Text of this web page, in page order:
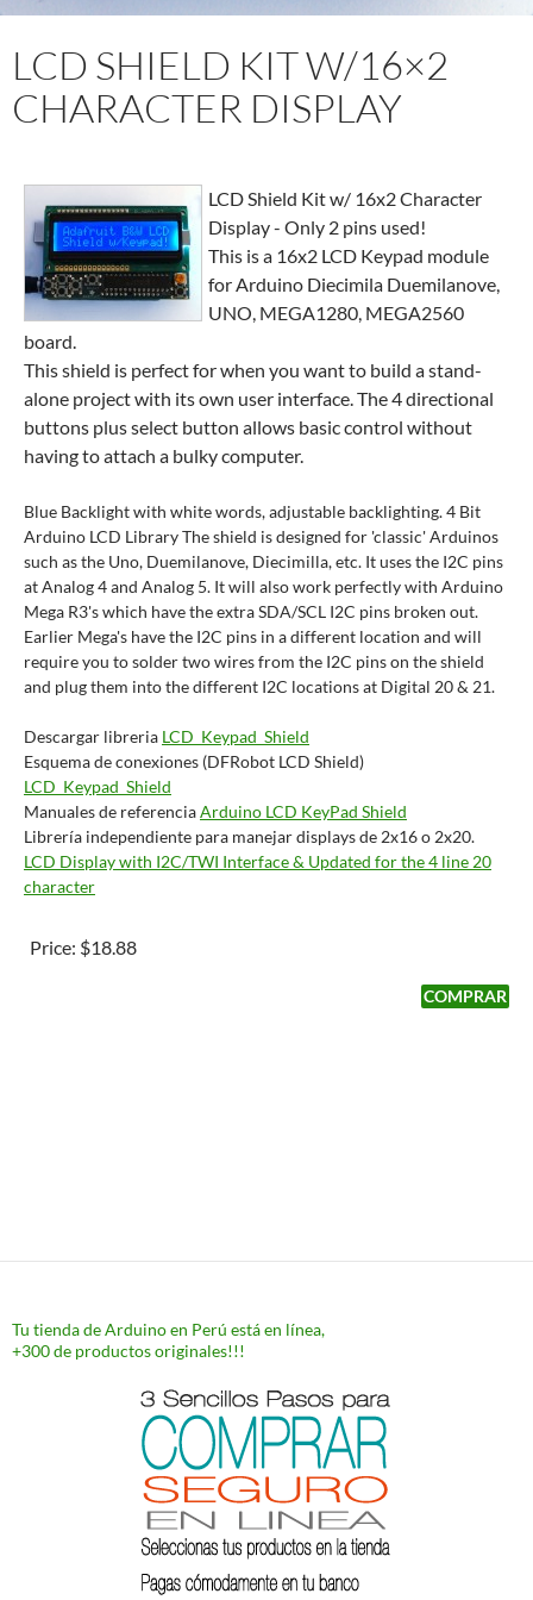
LCD SHIELD KIT W/16×2
CHARACTER DISPLAY
LCD Shield Kit w/ 16x2 Character
Display - Only 2 pins used!
This is a 16x2 LCD Keypad module
for Arduino Diecimila Duemilanove,
UNO, MEGA1280, MEGA2560
board.
This shield is perfect for when you want to build a stand-
alone project with its own user interface. The 4 directional
buttons plus select button allows basic control without
having to attach a bulky computer.
Blue Backlight with white words, adjustable backlighting. 4 Bit
Arduino LCD Library The shield is designed for 'classic' Arduinos
such as the Uno, Duemilanove, Diecimilla, etc. It uses the I2C pins
at Analog 4 and Analog 5. It will also work perfectly with Arduino
Mega R3's which have the extra SDA/SCL I2C pins broken out.
Earlier Mega's have the I2C pins in a different location and will
require you to solder two wires from the I2C pins on the shield
and plug them into the different I2C locations at Digital 20 & 21.
Descargar libreria LCD_Keypad_Shield
Esquema de conexiones (DFRobot LCD Shield)
LCD_Keypad_Shield
Manuales de referenciaArduino LCD KeyPad Shield
Librería independiente para manejar displays de 2x16 o 2x20.
LCD Display with I2C/TWI Interface & Updated for the 4 line 20
character
Price: $18.88
Tu tienda de Arduino en Perú está en línea,
+300 de productos originales!!!